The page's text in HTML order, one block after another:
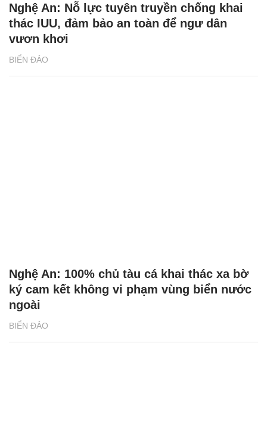
BIỂN ĐẢO
Nghệ An: Nỗ lực tuyên truyền chống khai
thác IUU, đảm bảo an toàn để ngư dân
vươn khơi
BIỂN ĐẢO
Nghệ An: 100% chủ tàu cá khai thác xa bờ
ký cam kết không vi phạm vùng biển nước
ngoài